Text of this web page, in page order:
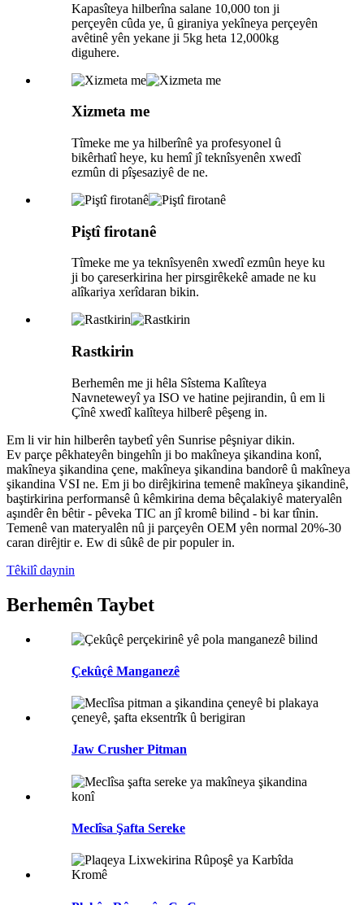
Kapasîteya hilberîna salane 10,000 ton ji
perçeyên cûda ye, û giraniya yekîneya perçeyên
avêtinê yên yekane ji 5kg heta 12,000kg
diguhere.
Xizmeta me
Tîmeke me ya hilberînê ya profesyonel û
bikêrhatî heye, ku hemî jî teknîsyenên xwedî
ezmûn di pîşesaziyê de ne.
Piştî firotanê
Tîmeke me ya teknîsyenên xwedî ezmûn heye ku
ji bo çareserkirina her pirsgirêkekê amade ne ku
alîkariya xerîdaran bikin.
Rastkirin
Berhemên me ji hêla Sîstema Kalîteya
Navneteweyî ya ISO ve hatine pejirandin, û em li
Çînê xwedî kalîteya hilberê pêşeng in.
Em li vir hin hilberên taybetî yên Sunrise pêşniyar dikin.
Ev parçe pêkhateyên bingehîn ji bo makîneya şikandina konî,
makîneya şikandina çene, makîneya şikandina bandorê û makîneya
şikandina VSI ne. Em ji bo dirêjkirina temenê makîneya şikandinê,
baştirkirina performansê û kêmkirina dema bêçalakiyê materyalên
aşındêr ên bêtir - pêveka TIC an jî kromê bilind - bi kar tînin.
Temenê van materyalên nû ji parçeyên OEM yên normal 20%-30
caran dirêjtir e. Ew di sûkê de pir populer in.
Têkilî daynin
Berhemên Taybet
Çekûçê Manganezê
Jaw Crusher Pitman
Meclîsa Şafta Sereke